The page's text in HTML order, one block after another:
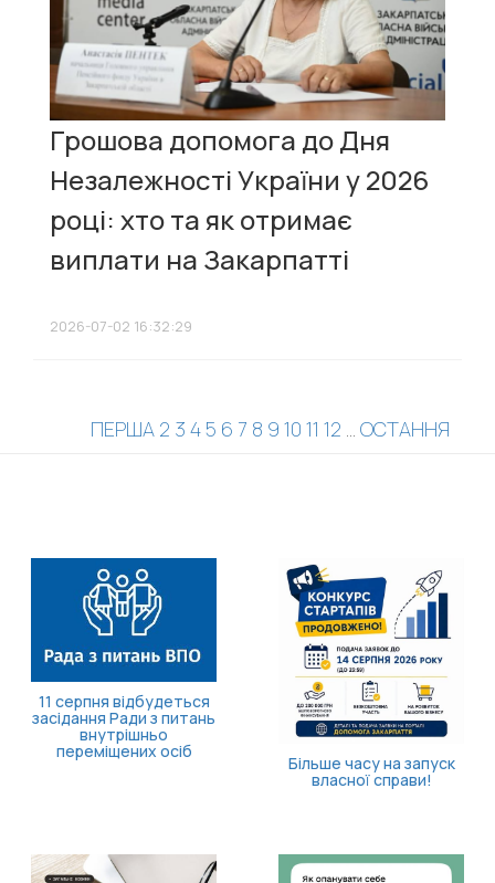
Грошова допомога до Дня
Незалежності України у 2026
році: хто та як отримає
виплати на Закарпатті
2026-07-02 16:32:29
ПЕРША 2 3 45 6 7 8 9 10 11 12 ... ОСТАННЯ
11 серпня відбудеться
засідання Ради з питань
внутрішньо
переміщених осіб
Більше часу на запуск
власної справи!